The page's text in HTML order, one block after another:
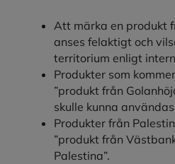
Att märka en produkt
anses felaktigt och
territorium enligt
Produkter som
”produkt från
skulle kunna
Produkter från
”produkt från
Palestina”.